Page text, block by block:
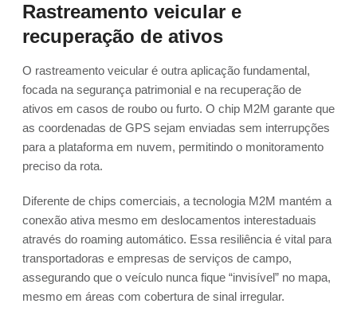
Rastreamento veicular e
recuperação de ativos
O rastreamento veicular é outra aplicação fundamental,
focada na segurança patrimonial e na recuperação de
ativos em casos de roubo ou furto. O chip M2M garante que
as coordenadas de GPS sejam enviadas sem interrupções
para a plataforma em nuvem, permitindo o monitoramento
preciso da rota.
Diferente de chips comerciais, a tecnologia M2M mantém a
conexão ativa mesmo em deslocamentos interestaduais
através do roaming automático. Essa resiliência é vital para
transportadoras e empresas de serviços de campo,
assegurando que o veículo nunca fique “invisível” no mapa,
mesmo em áreas com cobertura de sinal irregular.